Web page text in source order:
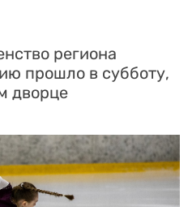
региона
прошло в субботу,
дворце